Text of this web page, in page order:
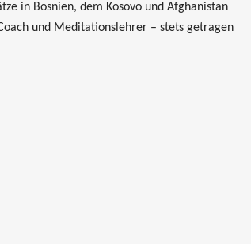
in Bosnien, dem Kosovo und Afghanistan
und Meditationslehrer – stets getragen